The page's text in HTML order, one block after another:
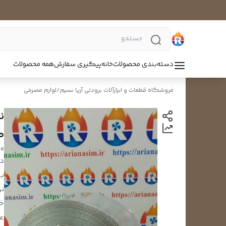
دسته‌بندی محصولاتخانهپیگیری سفارشهمه محصولات
فروشگاه قطعات و ابزارآلات برودتی آریا نسیم/لوازم مصرفی